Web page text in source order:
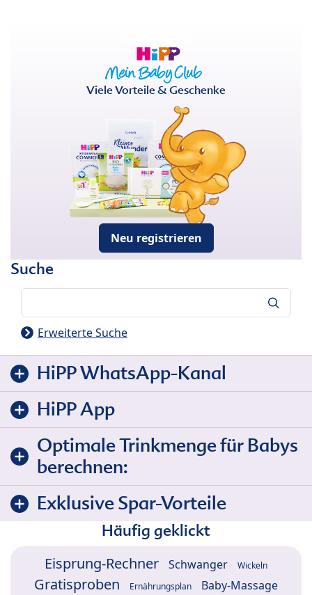
Viele Vorteile & Geschenke
Neu registrieren
Suche
Erweiterte Suche
HiPP WhatsApp-Kanal
HiPP App
Optimale Trinkmenge für Babys
berechnen:
Exklusive Spar-Vorteile
Häufig geklickt
Eisprung-Rechner Schwanger Wickeln
Gratisproben Ernährungsplan Baby-Massage